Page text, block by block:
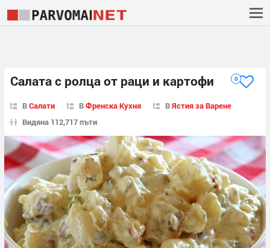
Салата с ролца от раци и картофи 0
ВСалати ВФренска Кухня ВЯстия за Варене
Видяна 112,717 пъти